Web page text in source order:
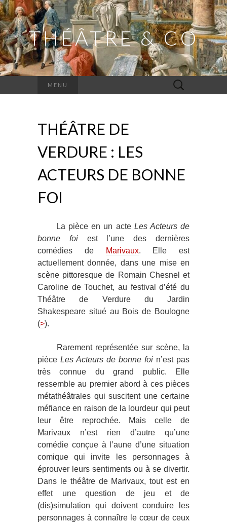
THÉÂTRE & CO
MENU Rechercher :
THÉÂTRE DE
VERDURE : LES
ACTEURS DE BONNE
FOI
La pièce en un acte Les Acteurs de
bonne foiest l’une des dernières
comédies de
Marivaux. Elle est
actuellement donnée, dans une mise en
scène pittoresque de Romain Chesnel et
Caroline de Touchet, au festival d’été du
Théâtre de Verdure du Jardin
Shakespeare situé au Bois de Boulogne
(>).
Rarement représentée sur scène, la
pièce Les Acteurs de bonne foi n’est pas
très connue du grand public. Elle
ressemble au premier abord à ces pièces
métathéâtrales qui suscitent une certaine
méfiance en raison de la lourdeur qui peut
leur être reprochée. Mais celle de
Marivaux n’est rien d’autre qu’une
comédie conçue à l’aune d’une situation
comique qui invite les personnages à
éprouver leurs sentiments ou à se divertir.
Dans le théâtre de Marivaux, tout est en
effet une question de jeu et de
(dis)simulation qui doivent conduire les
personnages à connaître le cœur de ceux